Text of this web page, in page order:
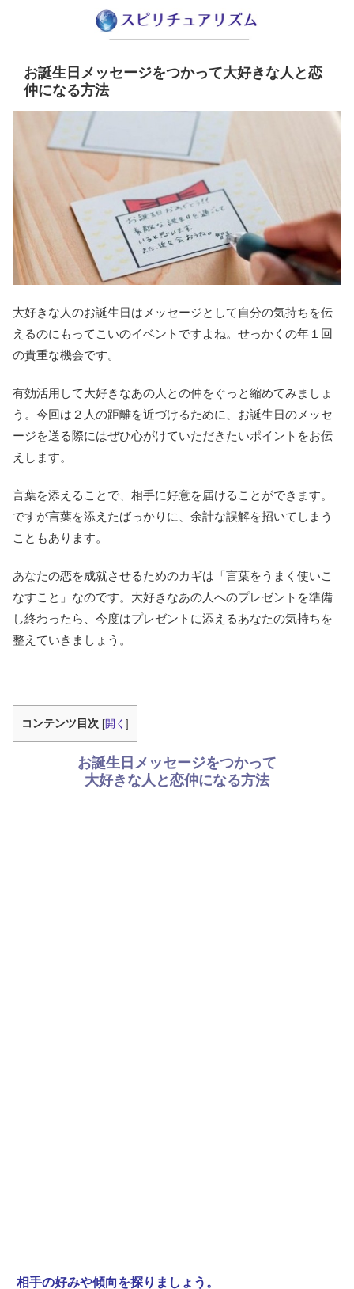
お誕生日メッセージをつかって大好きな人と恋
仲になる方法
大好きな人のお誕生日はメッセージとして自分の気持ちを伝
えるのにもってこいのイベントですよね。せっかくの年１回
の貴重な機会です。
有効活用して大好きなあの人との仲をぐっと縮めてみましょ
う。今回は２人の距離を近づけるために、お誕生日のメッセ
ージを送る際にはぜひ心がけていただきたいポイントをお伝
えします。
言葉を添えることで、相手に好意を届けることができます。
ですが言葉を添えたばっかりに、余計な誤解を招いてしまう
こともあります。
あなたの恋を成就させるためのカギは「言葉をうまく使いこ
なすこと」なのです。大好きなあの人へのプレゼントを準備
し終わったら、今度はプレゼントに添えるあなたの気持ちを
整えていきましょう。
コンテンツ目次 [開く ]
お誕生日メッセージをつかって
大好きな人と恋仲になる方法
相手の好みや傾向を探りましょう。